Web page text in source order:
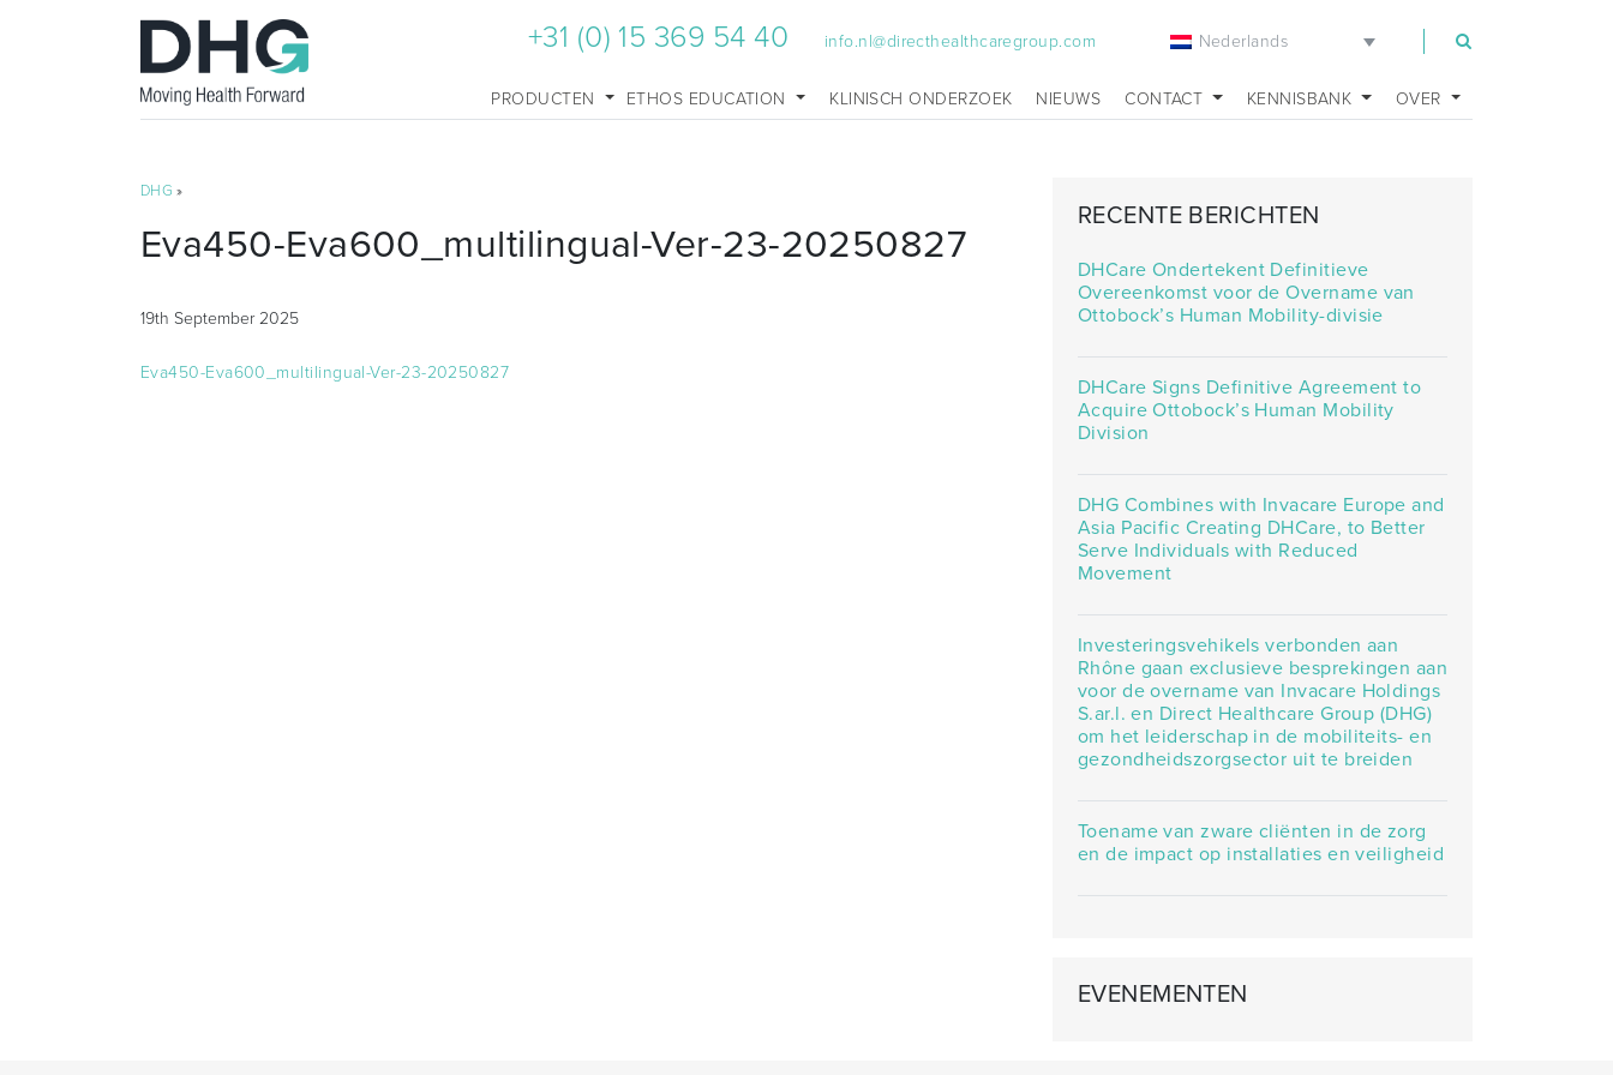
+31 (0) 15 369 54 40 info.nl@directhealthcaregroup.com Nederlands
PRODUCTEN ETHOS EDUCATION KLINISCH ONDERZOEK NIEUWS CONTACT KENNISBANK OVER
DHG »
Eva450-Eva600_multilingual-Ver-23-20250827
19th September 2025
Eva450-Eva600_multilingual-Ver-23-20250827
RECENTE BERICHTEN
DHCare Ondertekent Definitieve
Overeenkomst voor de Overname van
Ottobock’s Human Mobility-divisie
DHCare Signs Definitive Agreement to
Acquire Ottobock’s Human Mobility
Division
DHG Combines with Invacare Europe and
Asia Pacific Creating DHCare, to Better
Serve Individuals with Reduced
Movement
Investeringsvehikels verbonden aan
Rhône gaan exclusieve besprekingen aan
voor de overname van Invacare Holdings
S.ar.l. en Direct Healthcare Group (DHG)
om het leiderschap in de mobiliteits- en
gezondheidszorgsector uit te breiden
Toename van zware cliënten in de zorg
en de impact op installaties en veiligheid
EVENEMENTEN